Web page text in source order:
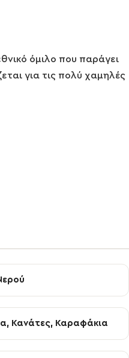
όμιλο που παράγει
για τις πολύ χαμηλές
Κανάτες, Καραφάκια